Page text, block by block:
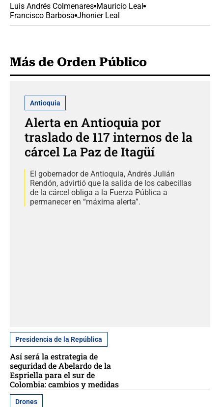
Luis Andrés Colmenares Mauricio Leal
Francisco Barbosa Jhonier Leal
Más de Orden Público
Antioquia
Alerta en Antioquia por
traslado de 117 internos de la
cárcel La Paz de Itagüí
El gobernador de Antioquia, Andrés Julián
Rendón, advirtió que la salida de los cabecillas
de la cárcel obliga a la Fuerza Pública a
permanecer en “máxima alerta”.
Presidencia de la República
Así será la estrategia de
seguridad de Abelardo de la
Espriella para el sur de
Colombia: cambios y medidas
Drones